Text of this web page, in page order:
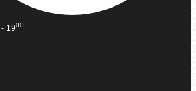
- 1900